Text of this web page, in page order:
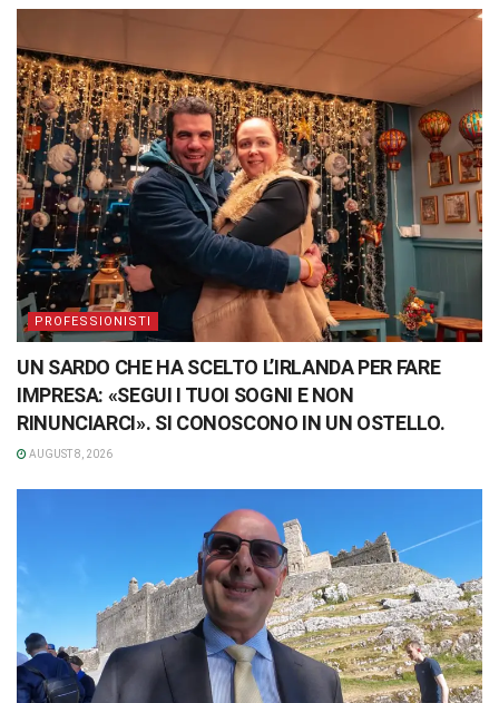
PROFESSIONISTI
UN SARDO CHE HA SCELTO L’IRLANDA PER FARE
IMPRESA: «SEGUI I TUOI SOGNI E NON
RINUNCIARCI». SI CONOSCONO IN UN OSTELLO.
AUGUST 8, 2026